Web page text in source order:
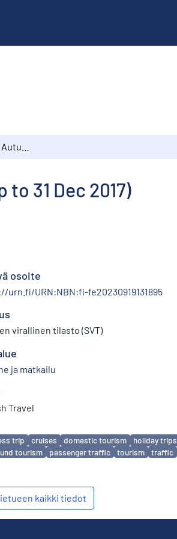
to 31 Dec 2017)
osoite
urn.fi/URN:NBN:fi-fe20230919131895
virallinen tilasto (SVT)
ja matkailu
Travel
trip cruises domestic tourism holiday trips
tourism
passenger traffic tourism traffic
kaikki tiedot